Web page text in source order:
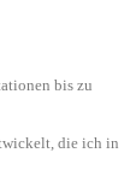
bis zu
die ich in